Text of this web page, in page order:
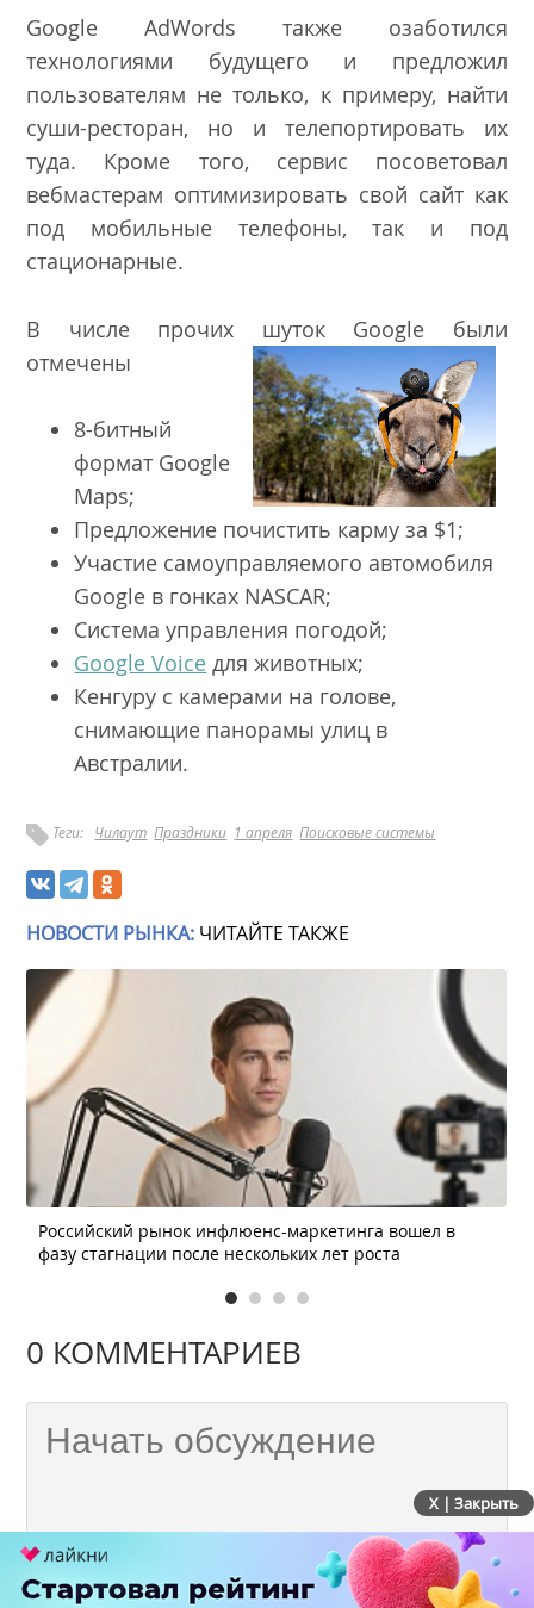
Google AdWords также озаботился
технологиями будущего и предложил
пользователям не только, к примеру, найти
суши-ресторан, но и телепортировать их
туда. Кроме того, сервис посоветовал
вебмастерам оптимизировать свой сайт как
под мобильные телефоны, так и под
стационарные.
В числе прочих шуток Google были
отмечены
8-битный
формат Google
Maps;
Предложение почистить карму за $1;
Участие самоуправляемого автомобиля
Google в гонках NASCAR;
Система управления погодой;
Google Voice для животных;
Кенгуру с камерами на голове,
снимающие панорамы улиц в
Австралии.
Теги: Чилаут Праздники 1 апреля Поисковые системы
НОВОСТИ РЫНКА: ЧИТАЙТЕ ТАКЖЕ
Российский рынок инфлюенс-маркетинга вошел в
фазу стагнации после нескольких лет роста
0 КОММЕНТАРИЕВ
X | Закрыть